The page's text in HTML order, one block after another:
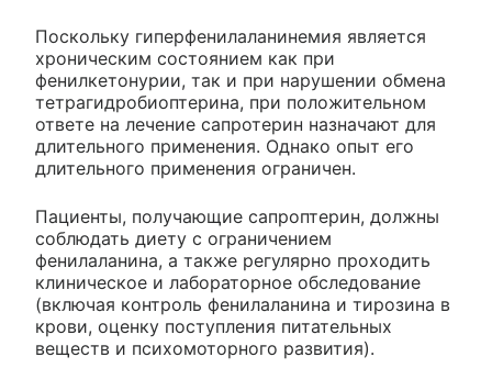
Поскольку гиперфенилаланинемия является
хроническим состоянием как при
фенилкетонурии, так и при нарушении обмена
тетрагидробиоптерина, при положительном
ответе на лечение сапротерин назначают для
длительного применения. Однако опыт его
длительного применения ограничен.
Пациенты, получающие сапроптерин, должны
соблюдать диету с ограничением
фенилаланина, а также регулярно проходить
клиническое и лабораторное обследование
(включая контроль фенилаланина и тирозина в
крови, оценку поступления питательных
веществ и психомоторного развития).